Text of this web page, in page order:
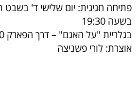
בשעה 19:30
בגלריית "על האגם" – דרך הפארק 10, רעננה
אוצרת: לורי פשניצה